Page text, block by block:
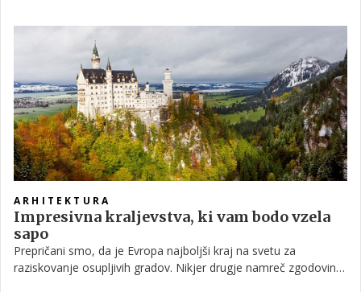
družinske trenutke, marsikdo pa je že pred tem lahko opazil, da
ji družbo pogosto dela simpatična psička Lucy. Ta je v njen
dom prišla povsem nepričakovano, z mislijo, da bo tam ostala
le za kratek čas, a ji je po dveh mesecih tako prirasla k srcu, da
je prosila lastnika, ali jo lahko obdrži. Zgodba ima srečen konec
in tako je vesela ter navihana Lucy danes nepogrešljiv član
njene družine.
ARHITEKTURA
Impresivna kraljevstva, ki vam bodo vzela
sapo
Prepričani smo, da je Evropa najboljši kraj na svetu za
raziskovanje osupljivih gradov. Nikjer drugje namreč zgodovina